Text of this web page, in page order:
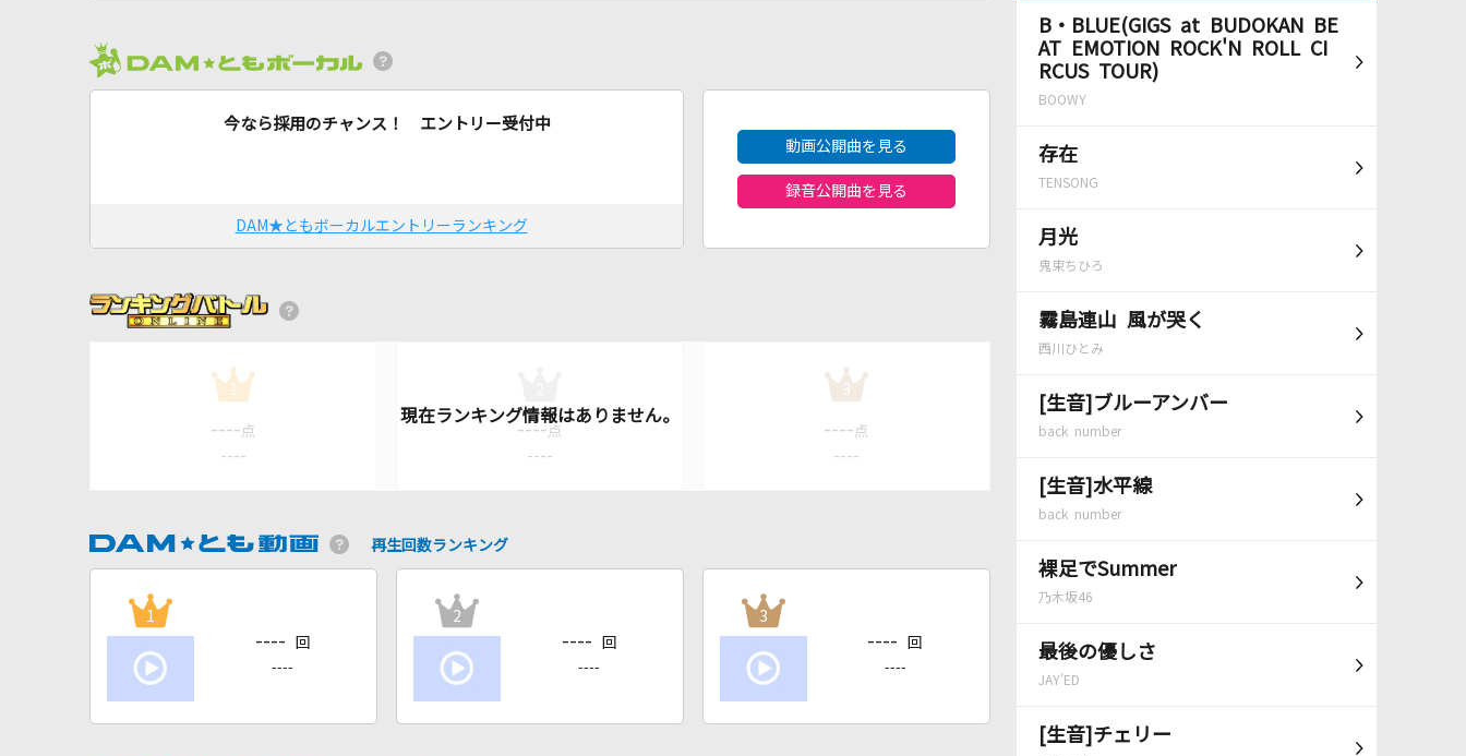
B・BLUE(GIGS at BUDOKAN BE
AT EMOTION ROCK'N ROLL CI
RCUS TOUR)
BOOWY
存在
TENSONG
月光
鬼束ちひろ
霧島連山 風が哭く
西川ひとみ
[生音]ブルーアンバー
back number
[生音]水平線
back number
裸足でSummer
乃木坂46
最後の優しさ
JAY'ED
[生音]チェリー
今なら採用のチャンス！ エントリー受付中
DAM★ともボーカルエントリーランキング
動画公開曲を見る
録音公開曲を見る
1
---- 点
----
---- 点
----
3
---- 点
----
再生回数ランキング
1
---- 回
----
2
---- 回
----
3
---- 回
----